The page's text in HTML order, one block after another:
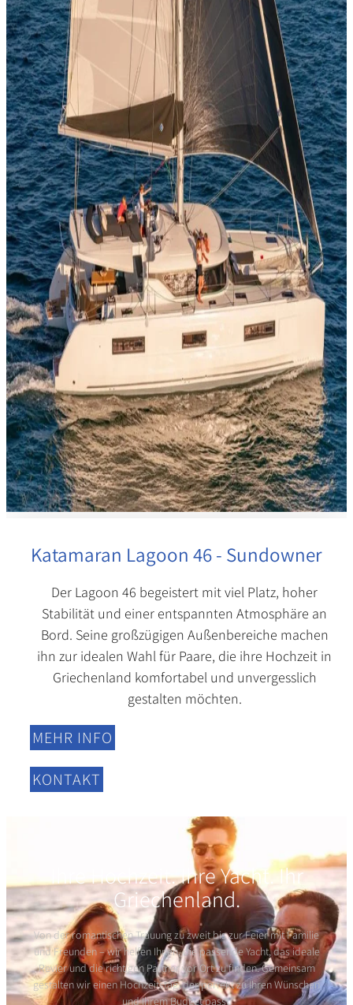
Katamaran Lagoon 46 - Sundowner
Der Lagoon 46 begeistert mit viel Platz, hoher
Stabilität und einer entspannten Atmosphäre an
Bord. Seine großzügigen Außenbereiche machen
ihn zur idealen Wahl für Paare, die ihre Hochzeit in
Griechenland komfortabel und unvergesslich
gestalten möchten.
MEHR INFO
KONTAKT
Ihre Hochzeit. Ihre Yacht. Ihr
Griechenland.
Von der romantischen Trauung zu zweit bis zur Feier mit Familie
und Freunden – wir helfen Ihnen, die passende Yacht, das ideale
Revier und die richtigen Partner vor Ort zu finden. Gemeinsam
gestalten wir einen Hochzeitstag, der perfekt zu Ihren Wünschen
und Ihrem Budget passt.